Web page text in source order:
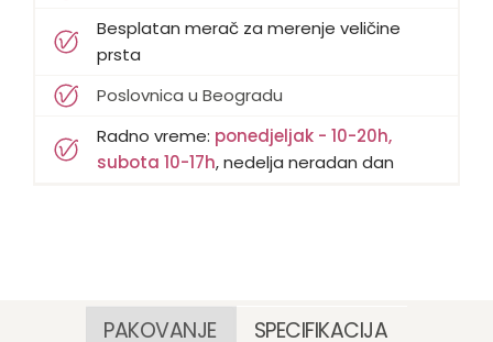
Besplatan merač za merenje veličine
prsta
Poslovnica u Beogradu
Radno vreme: ponedjeljak - 10-20h,
subota 10-17h, nedelja neradan dan
PAKOVANJE SPECIFIKACIJA